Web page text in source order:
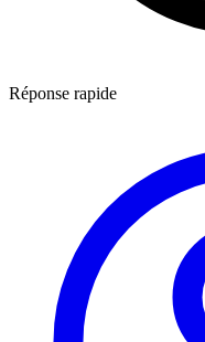
Réponse rapide